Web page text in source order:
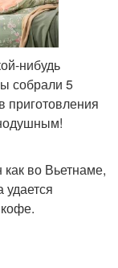
нибудь
собрали 5
приготовления
во Вьетнаме,
удается